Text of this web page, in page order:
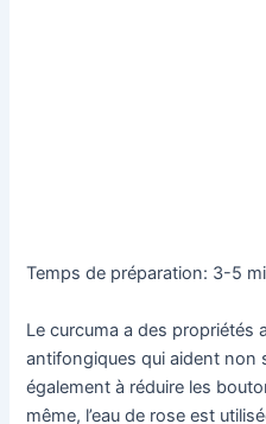
Temps de préparation: 3-5
Le curcuma a des propriétés
antifongiques qui aident non
également à réduire les
même, l’eau de rose est